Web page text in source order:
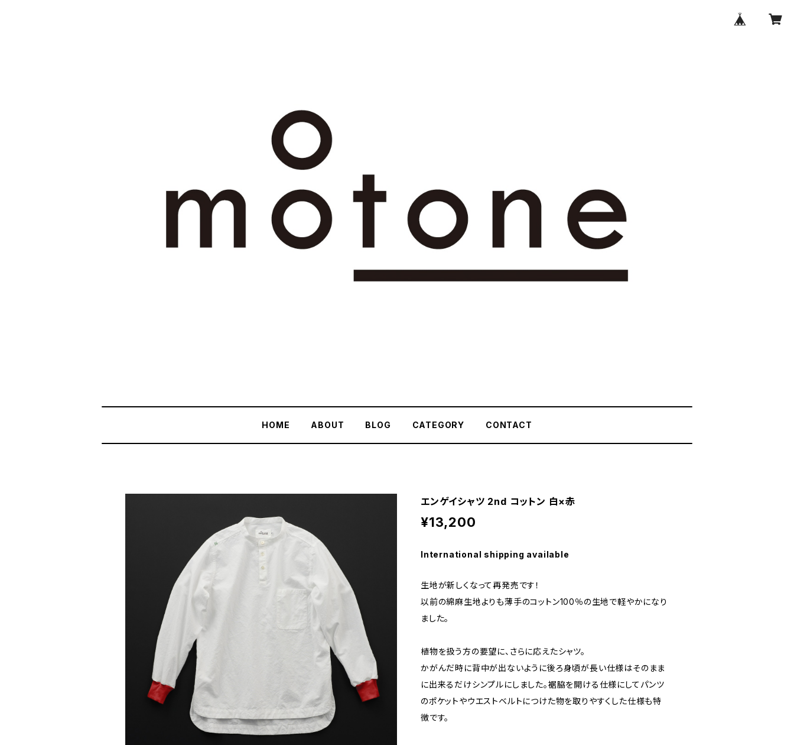
HOME ABOUT BLOG CATEGORY CONTACT
エンゲイシャツ 2nd コットン 白×赤
¥13,200
International shipping available
生地が新しくなって再発売です！
以前の綿麻生地よりも薄手のコットン100％の生地で軽やかになり
ました。
植物を扱う方の要望に、さらに応えたシャツ。
かがんだ時に背中が出ないように後ろ身頃が長い仕様はそのまま
に出来るだけシンプルにしました。裾脇を開ける仕様にしてパンツ
のポケットやウエストベルトにつけた物を取りやすくした仕様も特
徴です。